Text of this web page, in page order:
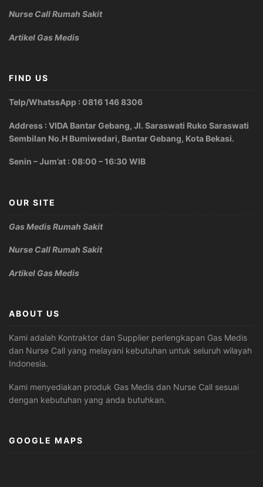
Nurse Call Rumah Sakit
Artikel Gas Medis
FIND US
Telp/WhatssApp : 0816 146 8306
Address : VIDA Bantar Gebang, Jl. Saraswati Ruko Saraswati
Sembilan No.H Bumiwedari, Bantar Gebang, Kota Bekasi.
Senin – Jum’at : 08:00 – 16:30 WIB
OUR SITE
Gas Medis Rumah Sakit
Nurse Call Rumah Sakit
Artikel Gas Medis
ABOUT US
Kami adalah Kontraktor dan Supplier perlengkapan Gas Medis
dan Nurse Call yang melayani kebutuhan untuk seluruh wilayah
Indonesia.
Kami menyediakan produk Gas Medis dan Nurse Call sesuai
dengan kebutuhan yang anda butuhkan.
GOOGLE MAPS